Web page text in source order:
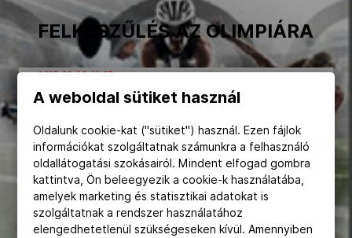
Los Angeles 2028
MOB
Kettőskarrier-program
NOB
FELKÉSZŰLÉS AZ OLIMPIÁRA
A SCITEC NUTRITION
egyedülálló módon a Magyar Olimpiai
Csapat mintegy 150 sportolójának
A weboldal sütiket használ
Oldalunk cookie-kat ("sütiket") használ. Ezen fájlok
információkat szolgáltatnak számunkra a felhasználó
oldallátogatási szokásairól. Mindent elfogad gombra
kattintva, Ön beleegyezik a cookie-k használatába,
amelyek marketing és statisztikai adatokat is
szolgáltatnak a rendszer használatához
elengedhetetlenül szükségeseken kívül. Amennyiben